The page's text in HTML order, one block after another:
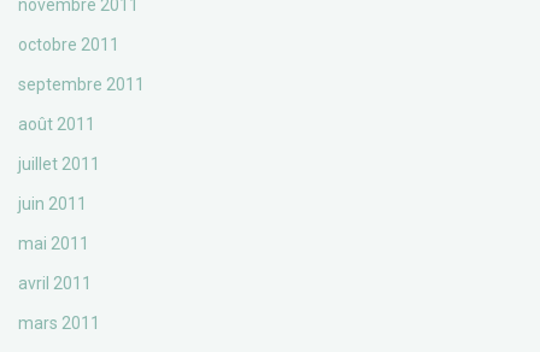
novembre 2011
octobre 2011
septembre 2011
août 2011
juillet 2011
juin 2011
mai 2011
avril 2011
mars 2011